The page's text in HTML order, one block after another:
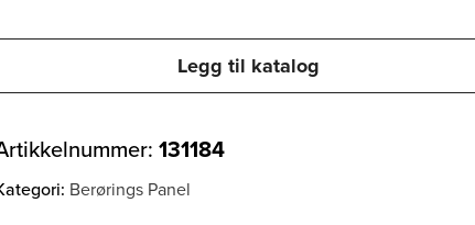
Legg til katalog
131184
Berørings Panel